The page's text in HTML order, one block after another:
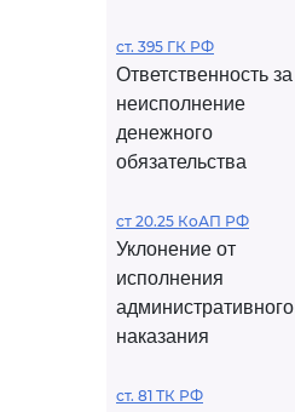
ст. 395 ГК РФ
Ответственность за
неисполнение
денежного
обязательства
ст 20.25 КоАП РФ
Уклонение от
исполнения
административного
наказания
ст. 81 ТК РФ